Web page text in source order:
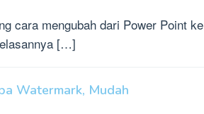
cara mengubah dari Power Point ke
[…]
Watermark, Mudah